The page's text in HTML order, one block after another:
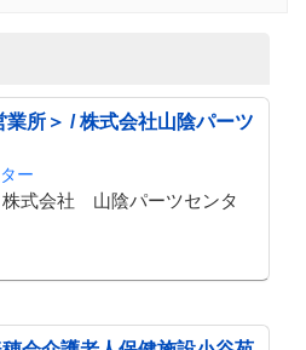
所＞ / 株式会社山陰パーツ
ー
式会社 山陰パーツセンタ